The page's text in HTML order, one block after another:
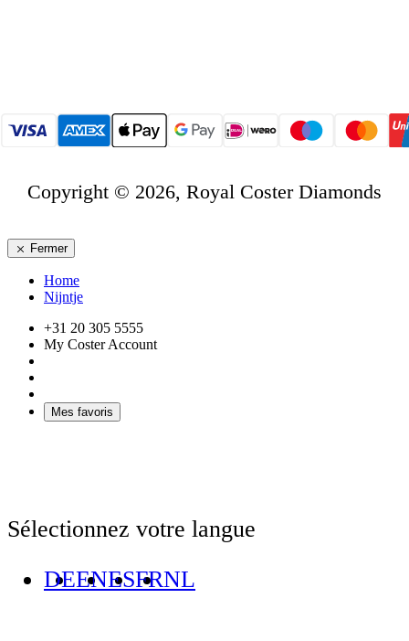
Copyright © 2026, Royal Coster Diamonds
Fermer
Home
Nijntje
+31 20 305 5555
My Coster Account
Mes favoris
Sélectionnez votre langue
DEENESFRNL